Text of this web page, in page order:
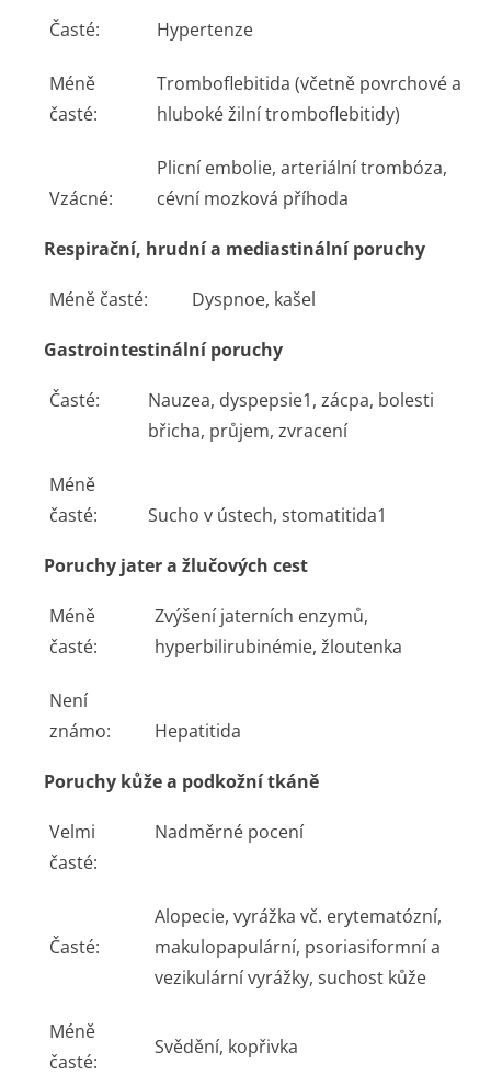
Časté: Hypertenze
Méně
časté:
Tromboflebitida (včetně povrchové a
hluboké žilní tromboflebitidy)
Vzácné:
Plicní embolie, arteriální trombóza,
cévní mozková příhoda
Respirační, hrudní a mediastinální poruchy
Méně časté: Dyspnoe, kašel
Gastrointestinální poruchy
Časté: Nauzea, dyspepsie1, zácpa, bolesti
břicha, průjem, zvracení
Méně
časté:
Sucho v ústech, stomatitida1
Poruchy jater a žlučových cest
Méně
časté:
Zvýšení jaterních enzymů,
hyperbilirubinémie, žloutenka
Není
známo:
Hepatitida
Poruchy kůže a podkožní tkáně
Velmi
časté:
Nadměrné pocení
Časté:
Alopecie, vyrážka vč. erytematózní,
makulopapulární, psoriasiformní a
vezikulární vyrážky, suchost kůže
Méně
časté:
Svědění, kopřivka